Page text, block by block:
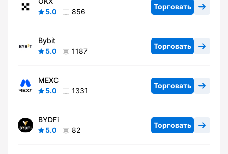
5.0
856
Торговать
Bybit
5.0
1187
Торговать
MEXC
5.0
1331
Торговать
BYDFi
5.0
82
Торговать